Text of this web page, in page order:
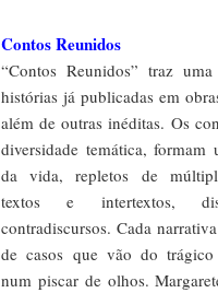
Contos Reunidos
“Contos Reunidos” traz
histórias já publicadas em
além de outras inéditas. Os
diversidade temática, formam
da vida, repletos de
textos e intertextos,
contradiscursos. Cada
de casos que vão do
num piscar de olhos.